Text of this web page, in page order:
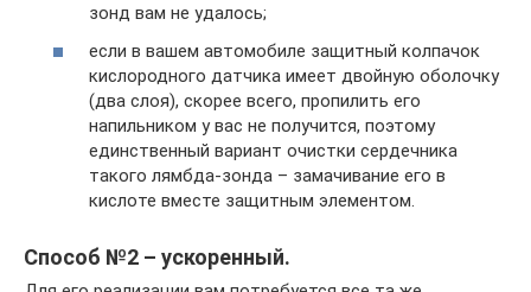
зонд вам не удалось;
если в вашем автомобиле защитный колпачок
кислородного датчика имеет двойную оболочку
(два слоя), скорее всего, пропилить его
напильником у вас не получится, поэтому
единственный вариант очистки сердечника
такого лямбда-зонда – замачивание его в
кислоте вместе защитным элементом.
Способ №2 – ускоренный.